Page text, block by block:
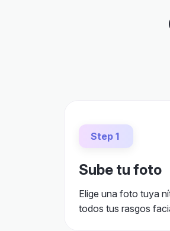
Step 1
Sube tu foto
todos tus rasgos